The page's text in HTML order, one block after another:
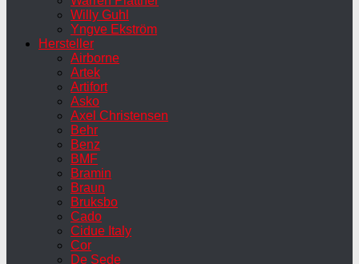
Willy Guhl
Yngve Ekström
Hersteller
Airborne
Artek
Artifort
Asko
Axel Christensen
Behr
Benz
BMF
Bramin
Braun
Bruksbo
Cado
Cidue Italy
Cor
De Sede